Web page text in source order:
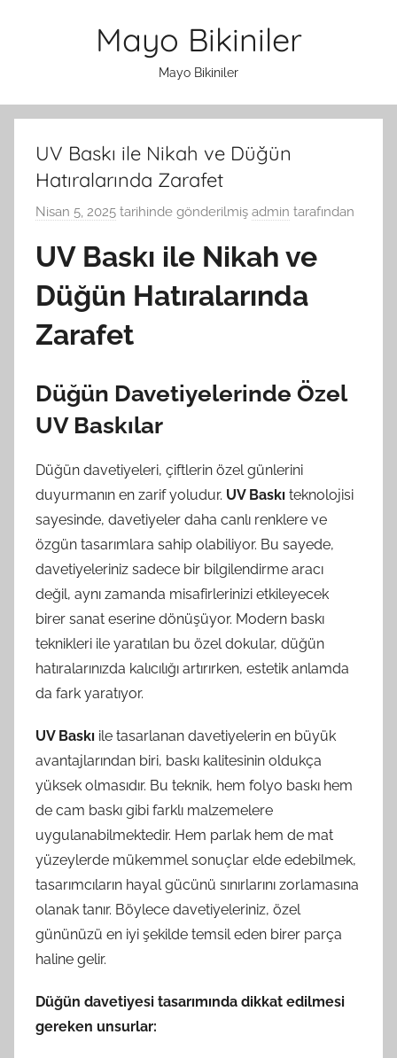
Mayo Bikiniler
Mayo Bikiniler
UV Baskı ile Nikah ve Düğün
Hatıralarında Zarafet
Nisan 5, 2025 tarihinde gönderilmiş admin tarafından
UV Baskı ile Nikah ve
Düğün Hatıralarında
Zarafet
Düğün Davetiyelerinde Özel
UV Baskılar
Düğün davetiyeleri, çiftlerin özel günlerini
duyurmanın en zarif yoludur. UV Baskı teknolojisi
sayesinde, davetiyeler daha canlı renklere ve
özgün tasarımlara sahip olabiliyor. Bu sayede,
davetiyeleriniz sadece bir bilgilendirme aracı
değil, aynı zamanda misafirlerinizi etkileyecek
birer sanat eserine dönüşüyor. Modern baskı
teknikleri ile yaratılan bu özel dokular, düğün
hatıralarınızda kalıcılığı artırırken, estetik anlamda
da fark yaratıyor.
UV Baskı ile tasarlanan davetiyelerin en büyük
avantajlarından biri, baskı kalitesinin oldukça
yüksek olmasıdır. Bu teknik, hem folyo baskı hem
de cam baskı gibi farklı malzemelere
uygulanabilmektedir. Hem parlak hem de mat
yüzeylerde mükemmel sonuçlar elde edebilmek,
tasarımcıların hayal gücünü sınırlarını zorlamasına
olanak tanır. Böylece davetiyeleriniz, özel
gününüzü en iyi şekilde temsil eden birer parça
haline gelir.
Düğün davetiyesi tasarımında dikkat edilmesi
gereken unsurlar: